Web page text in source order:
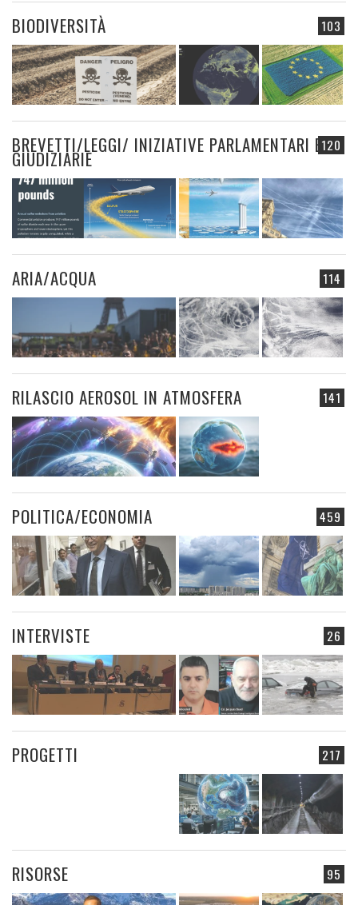
103
BIODIVERSITÀ
120
BREVETTI/LEGGI/ INIZIATIVE PARLAMENTARI E
GIUDIZIARIE
114
ARIA/ACQUA
141
RILASCIO AEROSOL IN ATMOSFERA
459
POLITICA/ECONOMIA
26
INTERVISTE
217
PROGETTI
95
RISORSE